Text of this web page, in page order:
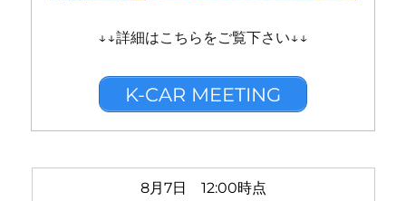
↓↓詳細はこちらをご覧下さい↓↓
K-CAR MEETING
8月7日 12:00時点